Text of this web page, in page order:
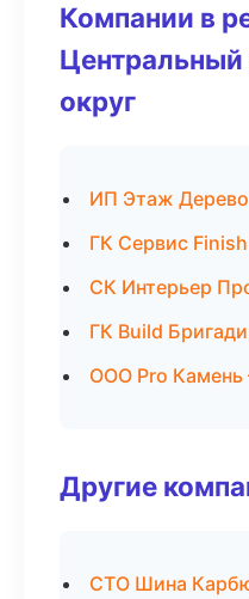
Компании в
округ
ИП Этаж
ГК Сервис
СК Интерьер
ГК Build
ООО Pro
Другие
СТО Шина